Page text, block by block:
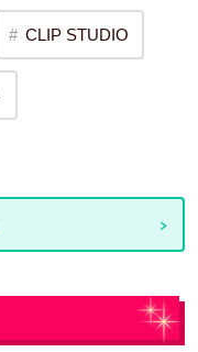
CLIP STUDIO